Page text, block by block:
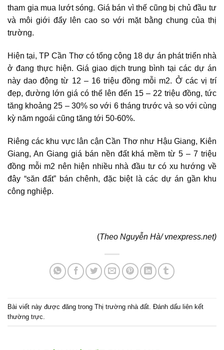
tham gia mua lướt sóng. Giá bán vì thế cũng bị chủ đầu tư
và môi giới đẩy lên cao so với mặt bằng chung của thị
trường.
Hiện tại, TP Cần Thơ có tổng cộng 18 dự án phát triển nhà
ở đang thực hiện. Giá giao dịch trung bình tại các dự án
này dao động từ 12 – 16 triệu đồng mỗi m2. Ở các vị trí
đẹp, đường lớn giá có thể lên đến 15 – 22 triệu đồng, tức
tăng khoảng 25 – 30% so với 6 tháng trước và so với cùng
kỳ năm ngoái cũng tăng tới 50-60%.
Riêng các khu vực lân cận Cần Thơ như Hậu Giang, Kiên
Giang, An Giang giá bán nền đất khá mềm từ 5 – 7 triệu
đồng mỗi m2 nên hiện nhiều nhà đầu tư có xu hướng về
đây “săn đất” bán chênh, đặc biệt là các dự án gần khu
công nghiệp.
(Theo Nguyễn Hà/ vnexpress.net)
Bài viết này được đăng trong Thị trường nhà đất . Đánh dấu liên kết
thường trực